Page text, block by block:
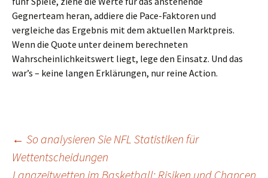
Gegnerteam heran, addiere die Pace-Faktoren und
vergleiche das Ergebnis mit dem aktuellen Marktpreis.
Wenn die Quote unter deinem berechneten
Wahrscheinlichkeitswert liegt, lege den Einsatz. Und das
war’s – keine langen Erklärungen, nur reine Action.
Beitragsnavigation
← So analysieren Sie NFL Statistiken für
Wettentscheidungen
Langzeitwetten im Basketball: Risiken und Chancen